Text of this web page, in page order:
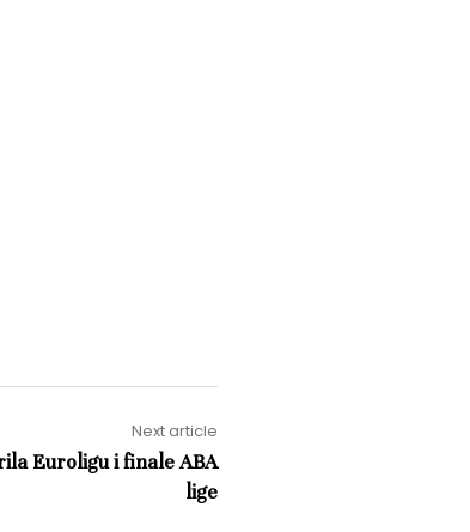
Next article
Euroligu i finale ABA
lige